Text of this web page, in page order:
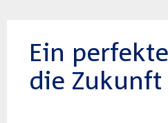
Ein
die Zukunft